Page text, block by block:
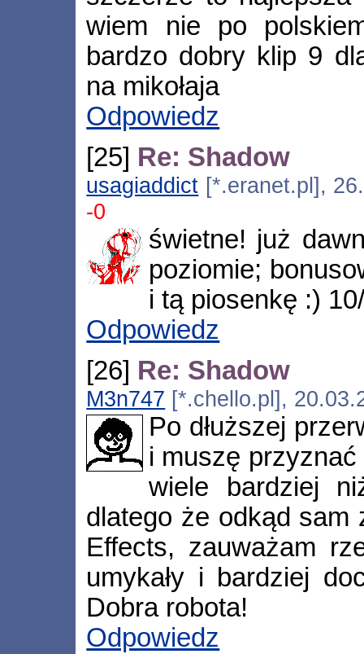
wiem nie po
bardzo dobry klip 9
na mikołaja
Odpowiedz
[25] Re: Shadow
usagiaddict [*.eranet.pl],
-0
świetne! już
poziomie;
i tą piosenkę :)
Odpowiedz
[26] Re: Shadow
M3n747 [*.chello.pl],
Po dłuższej
i muszę
wiele bardziej
dlatego że odkąd sam
Effects, zauważam
umykały i bardziej
Dobra robota!
Odpowiedz